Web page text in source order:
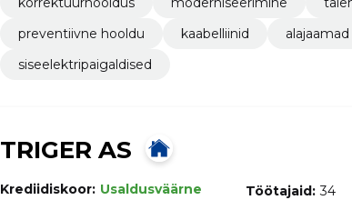
preventiivne hooldu
kaabelliinid
alajaamad
siseelektripaigaldised
TRIGER AS
Krediidiskoor: Usaldusväärne
Töötajaid: 34